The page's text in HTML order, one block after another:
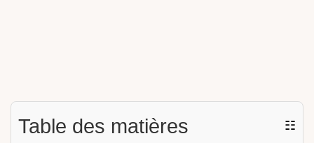
Table des matières ☷